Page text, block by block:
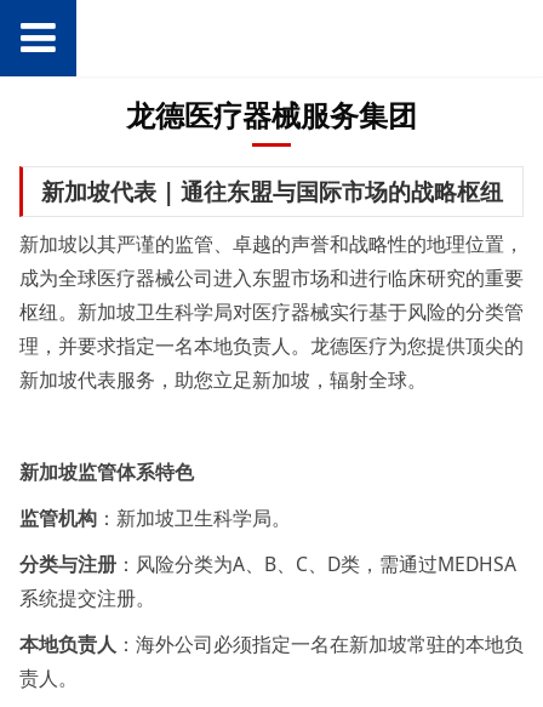
龙德医疗器械服务集团
新加坡代表 | 通往东盟与国际市场的战略枢纽
新加坡以其严谨的监管、卓越的声誉和战略性的地理位置，
成为全球医疗器械公司进入东盟市场和进行临床研究的重要
枢纽。新加坡卫生科学局对医疗器械实行基于风险的分类管
理，并要求指定一名本地负责人。龙德医疗为您提供顶尖的
新加坡代表服务，助您立足新加坡，辐射全球。
新加坡监管体系特色
监管机构：新加坡卫生科学局。
分类与注册：风险分类为A、B、C、D类，需通过MEDHSA
系统提交注册。
本地负责人 ：海外公司必须指定一名在新加坡常驻的本地负
责人。